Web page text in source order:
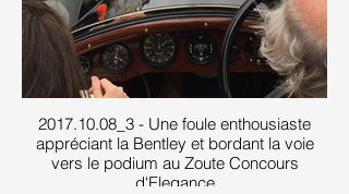
2017.10.08_3 - Une foule enthousiaste
appréciant la Bentley et bordant la voie
vers le podium au Zoute Concours
d'Elegance